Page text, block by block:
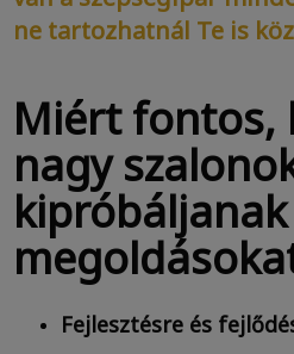
ne tartozhatnál Te is
Miért fontos,
nagy
Fejlesztésre és